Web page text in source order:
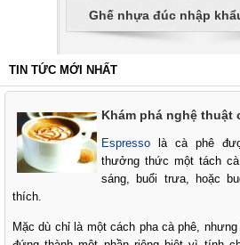
Ghế nhựa đúc nhập
TIN TỨC MỚI NHẤT
Khám phá nghệ thuật
Espresso là cà phê
thưởng thức một tách
sáng, buổi trưa, hoặc
thích.
Mặc dù chỉ là một cách pha cà phê, nhưng